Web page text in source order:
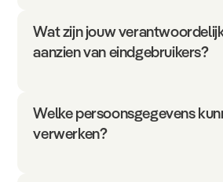
Wat zijn jouw
aanzien van eindgebruikers?
Welke persoonsgegevens
verwerken?